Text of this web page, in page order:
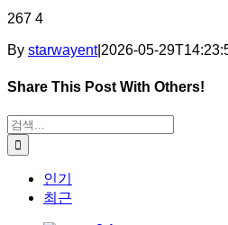
267 4
By starwayent| 2026-05-
Share This Post With Others!
Facebook
X
Tumblr
Pinterest
이메일
검색:
인기
최근